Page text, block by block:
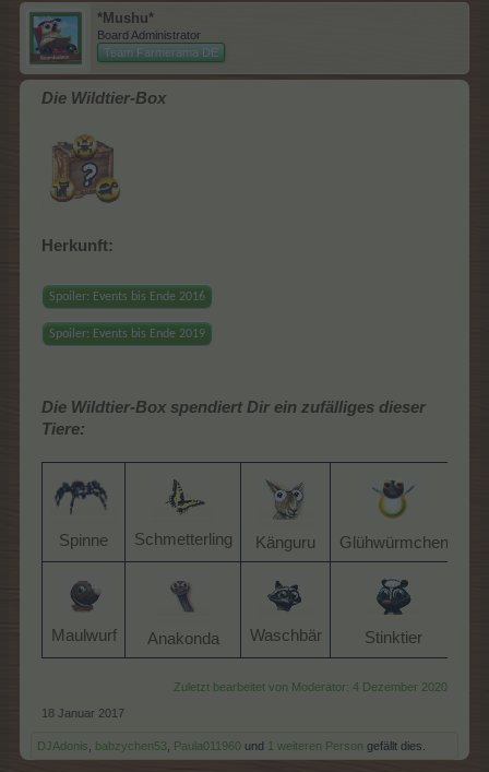
*Mushu*
Board Administrator
Team Farmerama DE
Die Wildtier-Box
Herkunft:
Spoiler: Events bis Ende 2016
Spoiler: Events bis Ende 2019
Die Wildtier-Box spendiert Dir ein zufälliges dieser
Tiere:
Spinne​ Schmetterling​ Känguru​ Glühwürmchen​
Maulwurf​ Anakonda​ Waschbär​ Stinktier​
Zuletzt bearbeitet von Moderator: 4 Dezember 2020
18 Januar 2017
DJAdonis, babzychen53, Paula011960 und 1 weiteren Person gefällt dies.